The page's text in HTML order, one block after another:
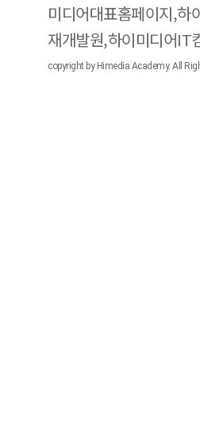
미디어대표홈페이지,하
재개발원,하이미디어IT
copyright by Himedia Academy. All